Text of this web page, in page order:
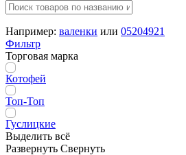
Например: валенки или 05204921
Фильтр
Торговая марка
Котофей
Топ-Топ
Гуслицкие
Выделить всё
Развернуть Свернуть